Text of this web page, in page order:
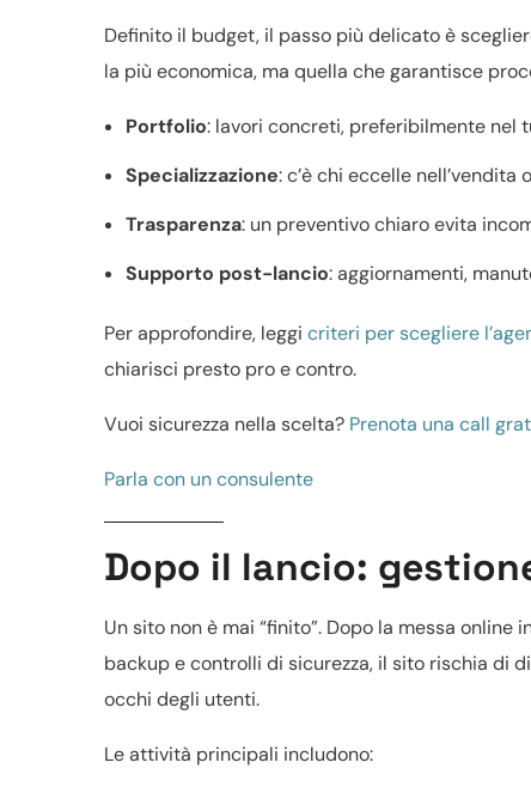
Definito il budget, il passo più delicato è
la più economica, ma quella che garantisce
Portfolio: lavori concreti, preferibilmente nel
Specializzazione: c’è chi eccelle nell’vendita
Trasparenza: un preventivo chiaroevita
Supporto post-lancio: aggiornamenti,
Per approfondire, leggi criteri per scegliere
chiarisci presto pro e contro.
Vuoi sicurezza nella scelta? Prenota una call
Parla con un consulente
Dopo il lancio:
Un sito non è mai “finito”. Dopo la messa online
backup e controlli di sicurezza, il sito rischia di
occhi degli utenti.
Le attività principali includono: